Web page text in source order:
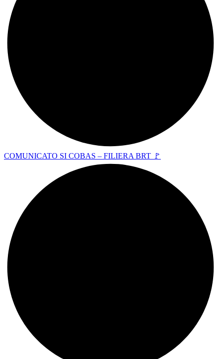
COMUNICATO SI COBAS – FILIERA BRT 🚩